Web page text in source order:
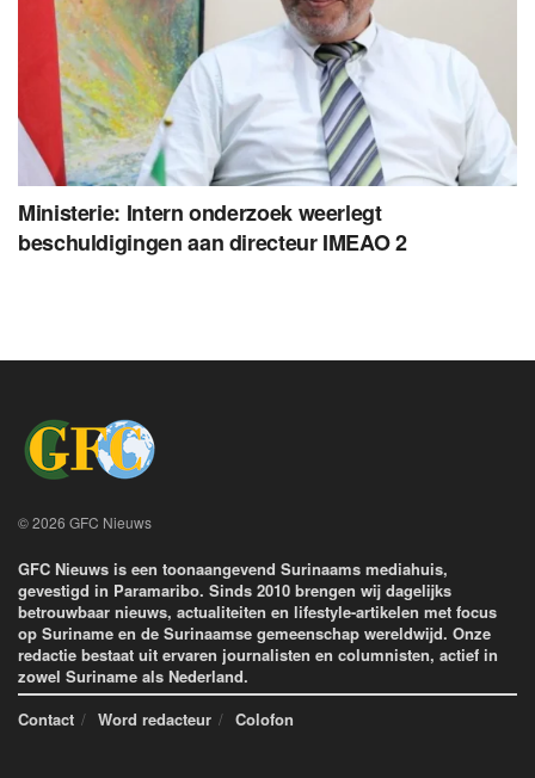
Ministerie: Intern onderzoek weerlegt
beschuldigingen aan directeur IMEAO 2
© 2026 GFC Nieuws
GFC Nieuws is een toonaangevend Surinaams mediahuis,
gevestigd in Paramaribo. Sinds 2010 brengen wij dagelijks
betrouwbaar nieuws, actualiteiten en lifestyle-artikelen met focus
op Suriname en de Surinaamse gemeenschap wereldwijd. Onze
redactie bestaat uit ervaren journalisten en columnisten, actief in
zowel Suriname als Nederland.
Contact
Word redacteur Colofon